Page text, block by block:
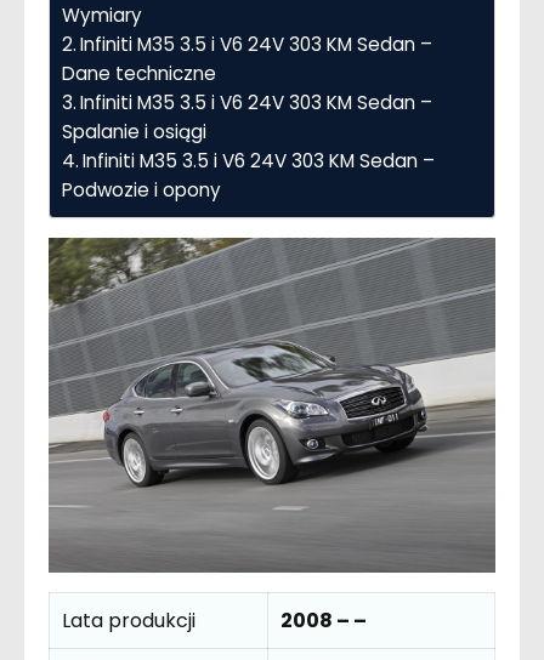
Wymiary
Infiniti M35 3.5 i V6 24V 303 KM Sedan –
Dane techniczne
Infiniti M35 3.5 i V6 24V 303 KM Sedan –
Spalanie i osiągi
Infiniti M35 3.5 i V6 24V 303 KM Sedan –
Podwozie i opony
Lata produkcji
2008 – –